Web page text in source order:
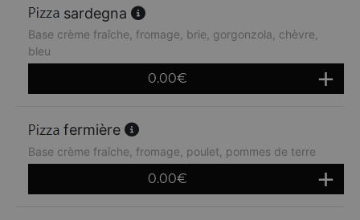
sardegna
Base crème fraîche, fromage, brie, gorgonzola, chèvre,
bleu
0.00€
fermière
Base crème fraîche, fromage, poulet, pommes de terre
0.00€